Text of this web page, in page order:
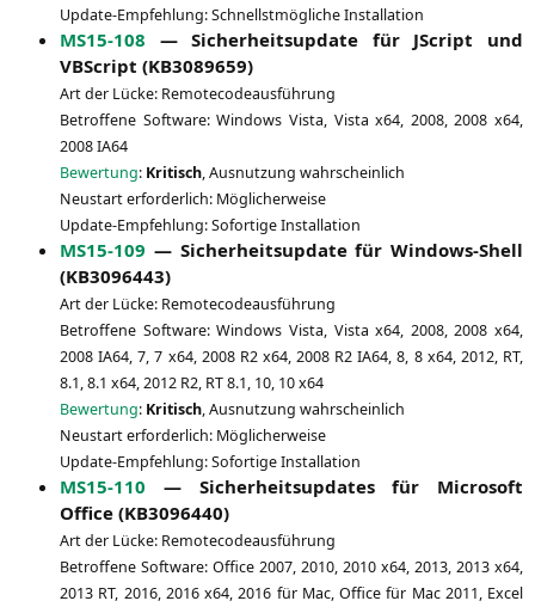
Update-Emp­feh­lung: Schnellst­mög­li­che Installation
MS15-108 — Sicher­heits­up­date für JScript und
VBScript (KB3089659)
Art der Lücke: Remotecodeausführung
Betrof­fe­ne Soft­ware: Win­dows Vis­ta, Vis­ta x64, 2008, 2008 x64,
2008IA64
Bewer­tung: Kri­tisch, Aus­nut­zung wahrscheinlich
Neu­start erfor­der­lich: Möglicherweise
Update-Emp­feh­lung: Sofor­ti­ge Installation
MS15-109 — Sicher­heits­up­date für Win­dows-Shell
(KB3096443)
Art der Lücke: Remotecodeausführung
Betrof­fe­ne Soft­ware: Win­dows Vis­ta, Vis­ta x64, 2008, 2008 x64,
2008IA64, 7, 7 x64, 2008 R2x64, 2008 R2 IA64, 8, 8 x64, 2012, RT,
8.1, 8.1 x64, 2012 R2, RT8.1, 10, 10 x64
Bewer­tung: Kri­tisch, Aus­nut­zung wahrscheinlich
Neu­start erfor­der­lich: Möglicherweise
Update-Emp­feh­lung: Sofor­ti­ge Installation
MS15-110 — Sicher­heits­up­dates für Micro­soft
Office (KB3096440)
Art der Lücke: Remotecodeausführung
Betrof­fe­ne Soft­ware: Office 2007, 2010, 2010 x64, 2013, 2013 x64,
2013 RT, 2016, 2016 x64, 2016 für Mac, Office für Mac 2011, Excel